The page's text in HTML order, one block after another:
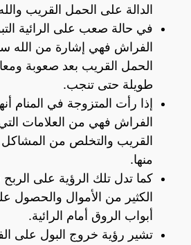
الدالة على الحمل القريب
في حالة صعب على الرائية
الفراش فهي إشارة من الله
الحمل القريب بعد صعوبة
طويلة حتى تنجب.
إذا رأت المتزوجة في المنام
الفراش فهي من العلامات
القريب والتخلص من المشاكل
منها.
كما تدل تلك الرؤية على
الكثير من الأموال والحصول
أبواب الروق أمام الرائية.
تشير رؤية خروج البول على